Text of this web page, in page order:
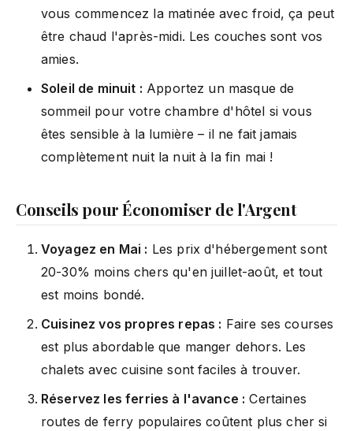
vous commencez la matinée avec froid, ça peut
être chaud l'après-midi. Les couches sont vos
amies.
Soleil de minuit : Apportez un masque de
sommeil pour votre chambre d'hôtel si vous
êtes sensible à la lumière – il ne fait jamais
complètement nuit la nuit à la fin mai !
Conseils pour Économiser de l'Argent
Voyagez en Mai : Les prix d'hébergement sont
20-30% moins chers qu'en juillet-août, et tout
est moins bondé.
Cuisinez vos propres repas : Faire ses courses
est plus abordable que manger dehors. Les
chalets avec cuisine sont faciles à trouver.
Réservez les ferries à l'avance : Certaines
routes de ferry populaires coûtent plus cher si